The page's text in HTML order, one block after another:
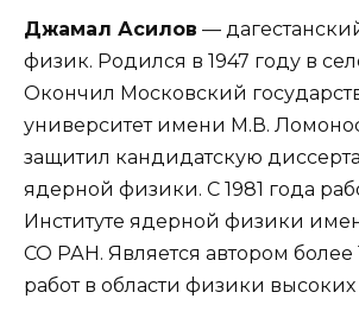
Джамал Асилов —
физик. Родился в 1947 году в
Окончил Московский
университет имени М.В.
защитил кандидатскую
ядерной физики. С 1981 года
Институте ядерной физики
СО РАН. Является автором более
работ в области физики